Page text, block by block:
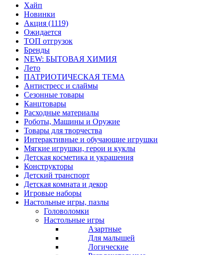
Хайп
Новинки
Акция (1119)
Ожидается
ТОП отгрузок
Бренды
NEW: БЫТОВАЯ ХИМИЯ
Лето
ПАТРИОТИЧЕСКАЯ ТЕМА
Антистресс и слаймы
Сезонные товары
Канцтовары
Расходные материалы
Роботы, Машины и Оружие
Товары для творчества
Интерактивные и обучающие игрушки
Мягкие игрушки, герои и куклы
Детская косметика и украшения
Конструкторы
Детский транспорт
Детская комната и декор
Игровые наборы
Настольные игры, пазлы
Головоломки
Настольные игры
Азартные
Для малышей
Логические